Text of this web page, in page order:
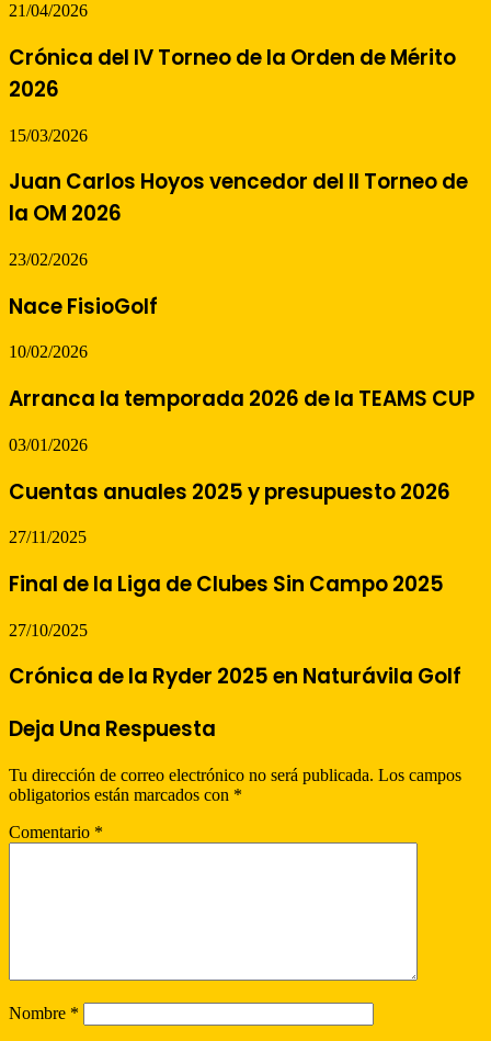
21/04/2026
Crónica del IV Torneo de la Orden de Mérito
2026
15/03/2026
Juan Carlos Hoyos vencedor del II Torneo de
la OM 2026
23/02/2026
Nace FisioGolf
10/02/2026
Arranca la temporada 2026 de la TEAMS CUP
03/01/2026
Cuentas anuales 2025 y presupuesto 2026
27/11/2025
Final de la Liga de Clubes Sin Campo 2025
27/10/2025
Crónica de la Ryder 2025 en Naturávila Golf
Deja Una Respuesta
Tu dirección de correo electrónico no será publicada. Los campos
obligatorios están marcados con *
Comentario *
Nombre *